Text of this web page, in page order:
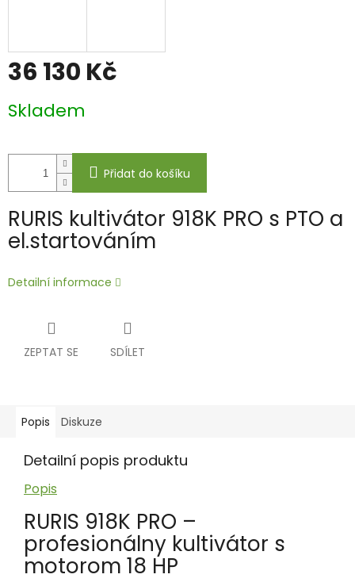
36 130 Kč
cena:
Skladem
Přidat do košíku
RURIS kultivátor 918K PRO s PTO a
el.startováním
Detailní informace
ZEPTAT SE SDÍLET
Popis Diskuze
Detailní popis produktu
Popis
RURIS 918K PRO –
profesionálny kultivátor s
motorom 18 HP